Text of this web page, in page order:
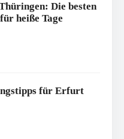
Die besten
heiße Tage
für Erfurt